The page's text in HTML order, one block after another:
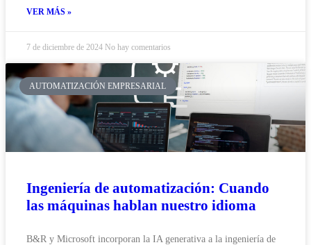
VER MÁS »
7 de diciembre de 2024 No hay comentarios
AUTOMATIZACIÓN EMPRESARIAL
Ingeniería de automatización: Cuando
las máquinas hablan nuestro idioma
B&R y Microsoft incorporan la IA generativa a la ingeniería de